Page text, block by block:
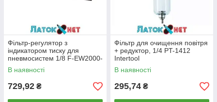
Фільтр-регулятор з
індикатором тиску для
пневмосистем 1/8 F-EW2000-
01 Forsage
В наявності
729,92 ₴
Фільтр для очищення повітря
+ редуктор, 1/4 PT-1412
Intertool
В наявності
295,74 ₴